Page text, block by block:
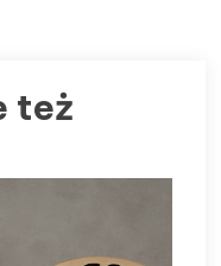
też